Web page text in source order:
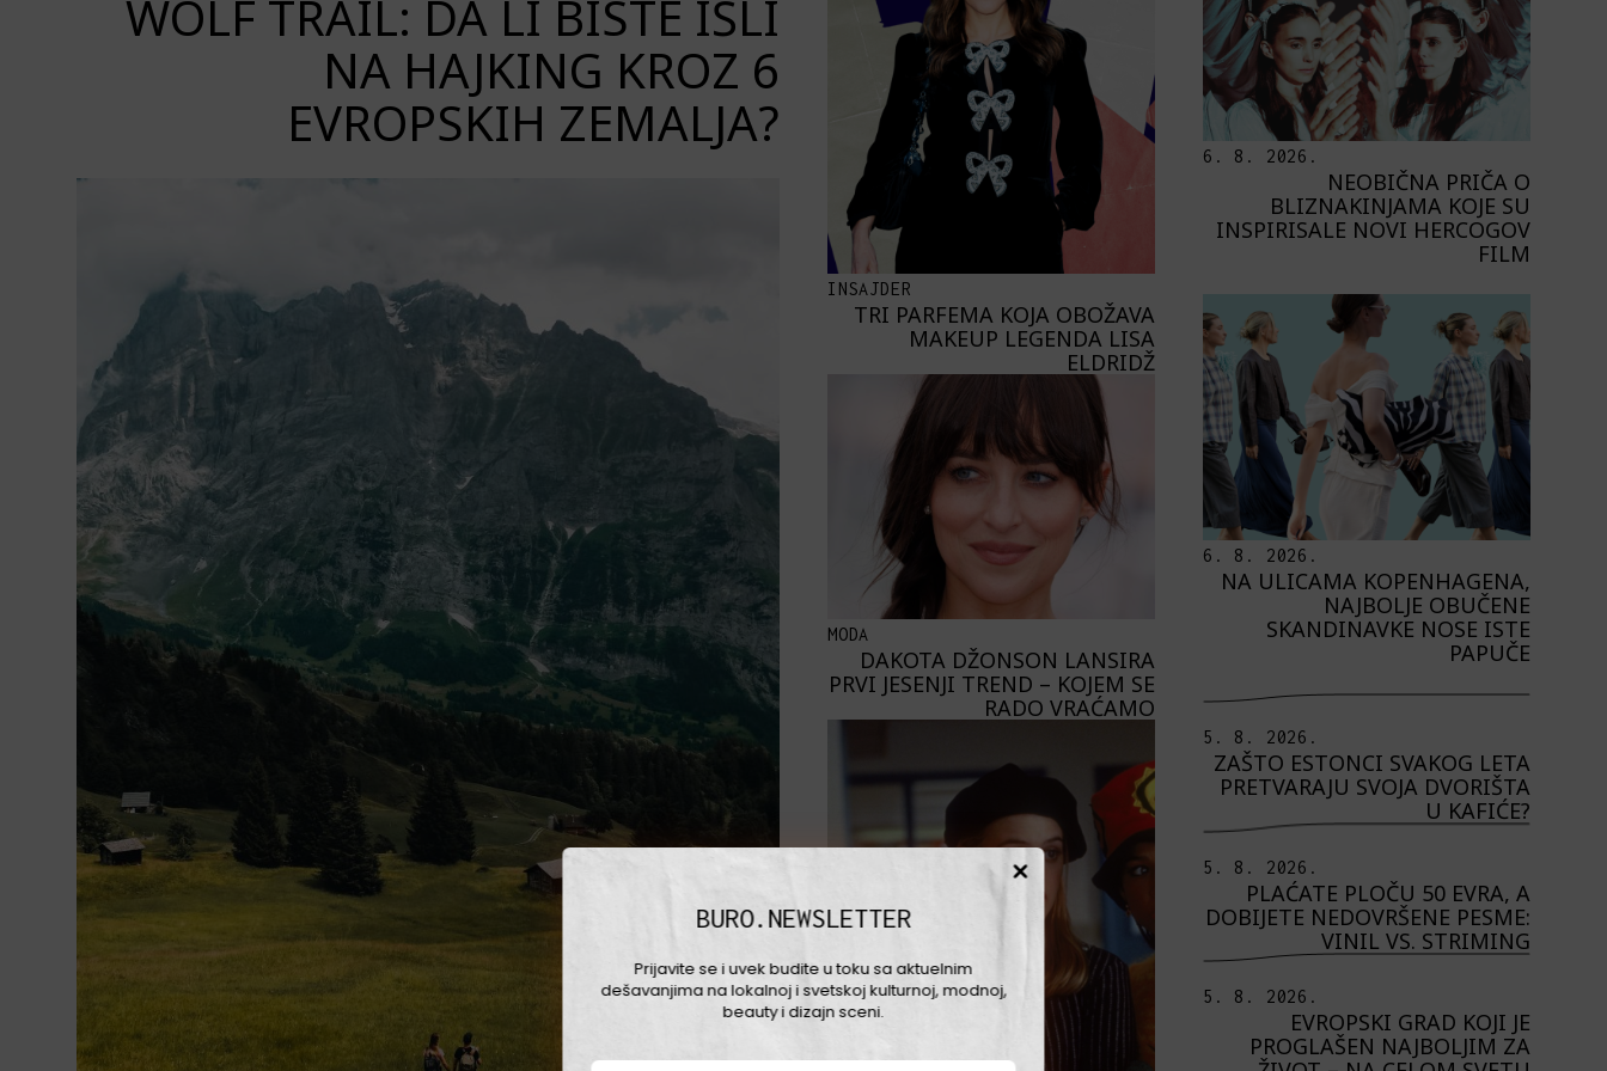
WOLF TRAIL: DA LI BISTE IŠLI
NA HAJKING KROZ 6
EVROPSKIH ZEMALJA?
INSAJDER
TRI PARFEMA KOJA OBOŽAVA
MAKEUP LEGENDA LISA
ELDRIDŽ
MODA
DAKOTA DŽONSON LANSIRA
PRVI JESENJI TREND – KOJEM SE
RADO VRAĆAMO
6. 8. 2026.
NEOBIČNA PRIČA O
BLIZNAKINJAMA KOJE SU
INSPIRISALE NOVI HERCOGOV
FILM
6. 8. 2026.
NA ULICAMA KOPENHAGENA,
NAJBOLJE OBUČENE
SKANDINAVKE NOSE ISTE
PAPUČE
5. 8. 2026.
ZAŠTO ESTONCI SVAKOG LETA
PRETVARAJU SVOJA DVORIŠTA
U KAFIĆE?
5. 8. 2026.
PLAĆATE PLOČU 50 EVRA, A
DOBIJETE NEDOVRŠENE PESME:
VINIL VS. STRIMING
5. 8. 2026.
EVROPSKI GRAD KOJI JE
PROGLAŠEN NAJBOLJIM ZA
BURO.NEWSLETTER
Prijavite se i uvek budite u toku sa aktuelnim
dešavanjima na lokalnoj i svetskoj kulturnoj, modnoj,
beauty i dizajn sceni.